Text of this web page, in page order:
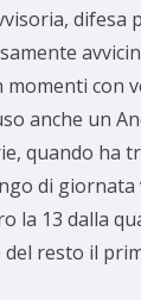
momenti
anche un
quando ha
di
la 13 dalla
del resto il